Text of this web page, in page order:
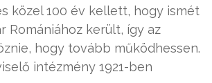
közel 100 év kellett, hogy ismét
Romániához került, így az
hogy tovább működhessen.
intézmény 1921-ben